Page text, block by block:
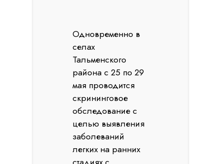
Одновременно в
селах
Тальменского
района с 25 по 29
мая проводится
скрининговое
обследование с
целью выявления
заболеваний
легких на ранних